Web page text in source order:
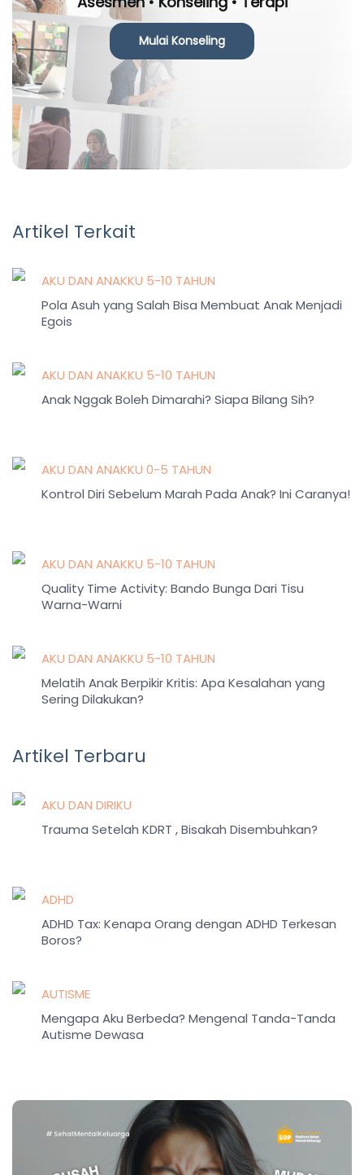
Mulai Konseling
Artikel Terkait
AKU DAN ANAKKU 5-10 TAHUN
Pola Asuh yang Salah Bisa Membuat Anak Menjadi
Egois
AKU DAN ANAKKU 5-10 TAHUN
Anak Nggak Boleh Dimarahi? Siapa Bilang Sih?
AKU DAN ANAKKU 0-5 TAHUN
Kontrol Diri Sebelum Marah Pada Anak? Ini Caranya!
AKU DAN ANAKKU 5-10 TAHUN
Quality Time Activity: Bando Bunga Dari Tisu
Warna-Warni
AKU DAN ANAKKU 5-10 TAHUN
Melatih Anak Berpikir Kritis: Apa Kesalahan yang
Sering Dilakukan?
Artikel Terbaru
AKU DAN DIRIKU
Trauma Setelah KDRT , Bisakah Disembuhkan?
ADHD
ADHD Tax: Kenapa Orang dengan ADHD Terkesan
Boros?
AUTISME
Mengapa Aku Berbeda? Mengenal Tanda-Tanda
Autisme Dewasa